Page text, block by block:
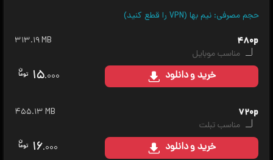
حجم مصرفی: نیم بها (VPN را قطع کنید)
۴۸۰p
مناسب موبایل
۳۱۳.۱۹ MB
خریدو دانلود ۱۵.۰۰۰
۷۲۰p
مناسب تبلت
۴۵۵.۱۳ MB
خریدو دانلود ۱۶.۰۰۰